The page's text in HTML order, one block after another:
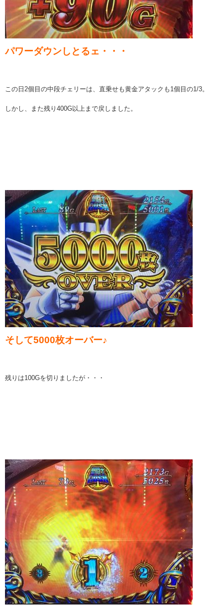
パワーダウンしとるェ・・・
この日2個目の中段チェリーは、直乗せも黄金アタックも1個目の1/3。
しかし、また残り400G以上まで戻しました。
そして5000枚オーバー♪
残りは100Gを切りましたが・・・